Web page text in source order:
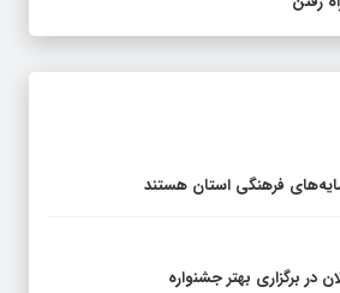
فرهنگی استان هستند
در برگزاری بهتر جشنواره